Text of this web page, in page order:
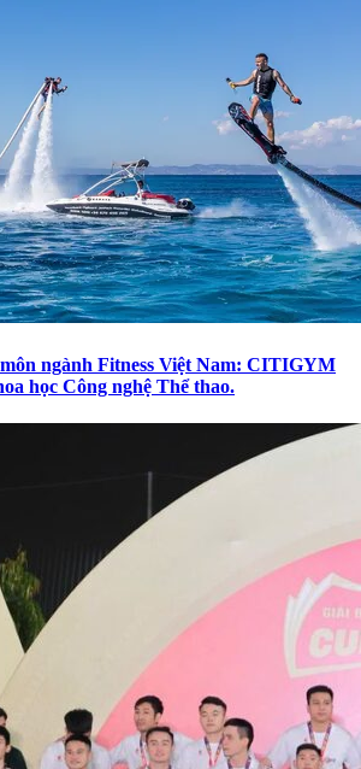
ngành Fitness Việt Nam: CITIGYM
học Công nghệ Thể thao.